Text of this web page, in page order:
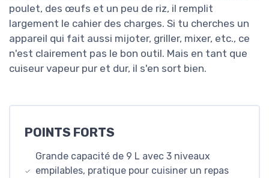
poulet, des œufs et un peu de riz, il remplit
largement le cahier des charges. Si tu cherches un
appareil qui fait aussi mijoter, griller, mixer, etc., ce
n'est clairement pas le bon outil. Mais en tant que
cuiseur vapeur pur et dur, il s'en sort bien.
POINTS FORTS
Grande capacité de 9 L avec 3 niveaux
empilables, pratique pour cuisiner un repas